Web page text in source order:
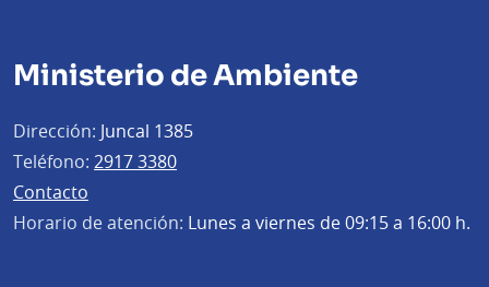
Ministerio de Ambiente
Dirección: Juncal 1385
Teléfono: 2917 3380
Contacto
Horario de atención: Lunes a viernes de 09:15 a 16:00 h.